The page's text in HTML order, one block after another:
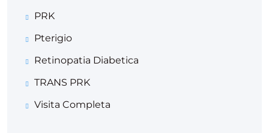
PRK
Pterigio
Retinopatia Diabetica
TRANS PRK
Visita Completa